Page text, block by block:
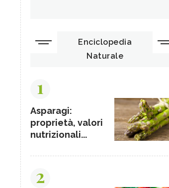
Enciclopedia
Naturale
1
Asparagi:
proprietà, valori
nutrizionali...
2